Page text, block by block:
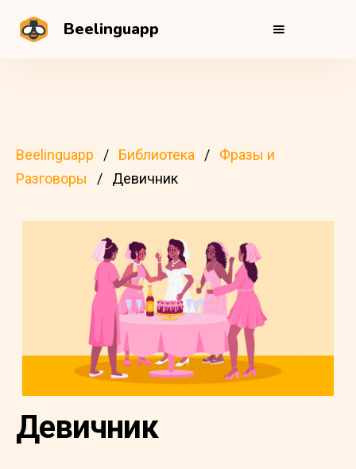
Beelinguapp
Beelinguapp Библиотека
Фразы и
Разговоры
Девичник
Девичник